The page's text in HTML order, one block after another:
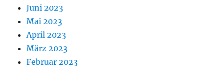
Juni 2023
Mai 2023
April 2023
März 2023
Februar 2023